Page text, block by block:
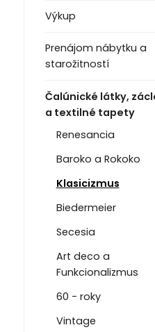
Výkup
Prenájom nábytku a
starožitností
Čalúnické látky,
a textilné tapety
Renesancia
Baroko a Rokoko
Klasicizmus
Biedermeier
Secesia
Art deco a
Funkcionalizmus
60 - roky
Vintage